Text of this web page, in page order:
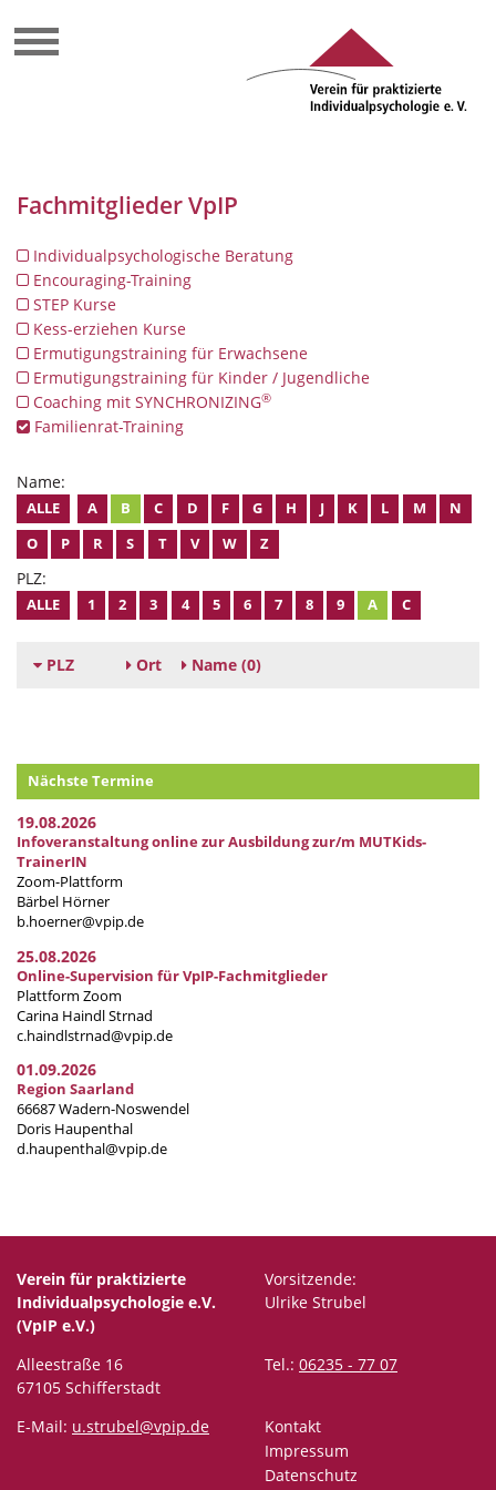
Fachmitglieder VpIP
Individualpsychologische Beratung
Encouraging-Training
STEP Kurse
Kess-erziehen Kurse
Ermutigungstraining für Erwachsene
Ermutigungstraining für Kinder / Jugendliche
Coaching mit SYNCHRONIZING®
Familienrat-Training
Name:
ALLE A B C D F G H J K L M
N
O
P R S T V W Z
PLZ:
ALLE 1 2 3 4 5 6 7 8 9 A C
PLZ Ort Name (0)
Nächste Termine
19.08.2026
Infoveranstaltung online zur Ausbildung zur/m MUTKids-
TrainerIN
Zoom-Plattform
Bärbel Hörner
b.hoerner@vpip.de
25.08.2026
Online-Supervision für VpIP-Fachmitglieder
Plattform Zoom
Carina Haindl Strnad
c.haindlstrnad@vpip.de
01.09.2026
Region Saarland
66687 Wadern-Noswendel
Doris Haupenthal
d.haupenthal@vpip.de
Verein für praktizierte
Individualpsychologie e.V.
(VpIP e.V.)
Vorsitzende:
Ulrike Strubel
Alleestraße 16
67105 Schifferstadt
Tel.: 06235 - 77 07
E-Mail: u.strubel@vpip.de
Kontakt
Impressum
Datenschutz